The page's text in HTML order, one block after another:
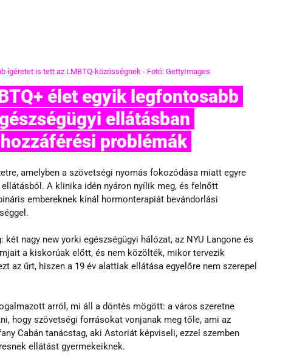
ígéretet is tett az LMBTQ-közösségnek - Fotó: GettyImages
ellátásban
problémák
amelyben a szövetségi nyomás fokozódása miatt egyre
A klinika idén nyáron nyílik meg, és felnőtt
embereknek kínál hormonterapiát bevándorlási
nagy new yorki egészségügyi hálózat, az NYU Langone és
a kiskorúak előtt, és nem közölték, mikor tervezik
az űrt, hiszen a 19 év alattiak ellátása egyelőre nem szerepel
arról, mi áll a döntés mögött: a város szeretne
hogy szövetségi forrásokat vonjanak meg tőle, ami az
Cabán tanácstag, aki Astoriát képviseli, ezzel szemben
ellátást gyermekeiknek.